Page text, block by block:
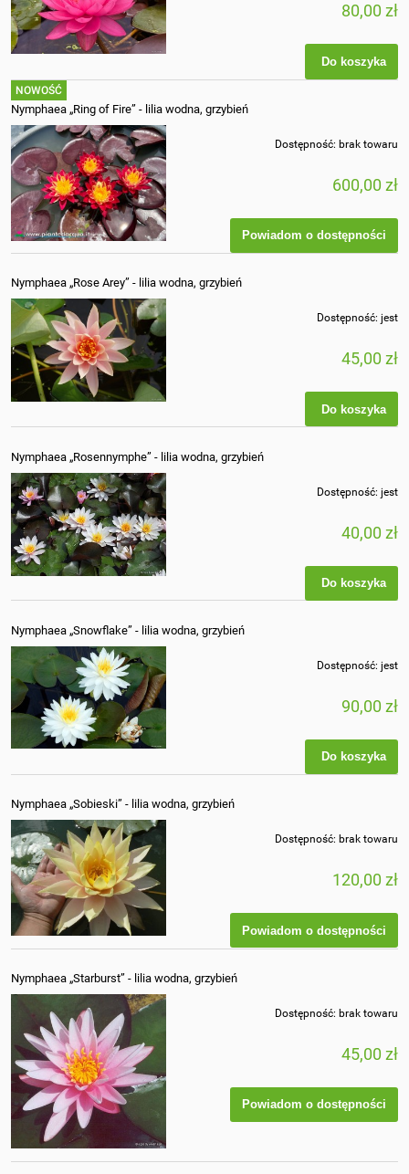
80,00 zł
Do koszyka
Nymphaea „Ring of Fire” - lilia wodna, grzybień
Dostępność: brak towaru
600,00 zł
Powiadom o dostępności
NOWOŚĆ
Nymphaea „Rose Arey” - lilia wodna, grzybień
Dostępność: jest
45,00 zł
Do koszyka
Nymphaea „Rosennymphe” - lilia wodna, grzybień
Dostępność: jest
40,00 zł
Do koszyka
Nymphaea „Snowflake” - lilia wodna, grzybień
Dostępność: jest
90,00 zł
Do koszyka
Nymphaea „Sobieski” - lilia wodna, grzybień
Dostępność: brak towaru
120,00 zł
Powiadom o dostępności
Nymphaea „Starburst” - lilia wodna, grzybień
Dostępność: brak towaru
45,00 zł
Powiadom o dostępności